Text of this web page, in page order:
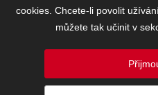
cookies. Chcete-li povolit
můžete tak učinit v